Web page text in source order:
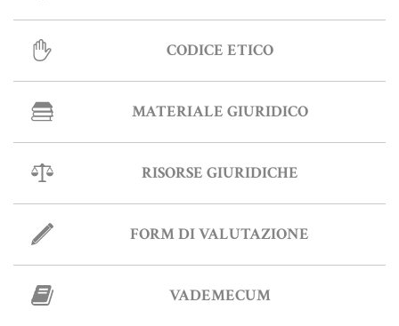
ANTIRICICLAGGIO
AUTOCERTIFICAZIONE
STRANIERI IN ITALIA
VERIFICA FIRMA DIGITALE
VADEMECUM
CODICE ETICO
MATERIALE GIURIDICO
RISORSE GIURIDICHE
FORM DI VALUTAZIONE
VADEMECUM